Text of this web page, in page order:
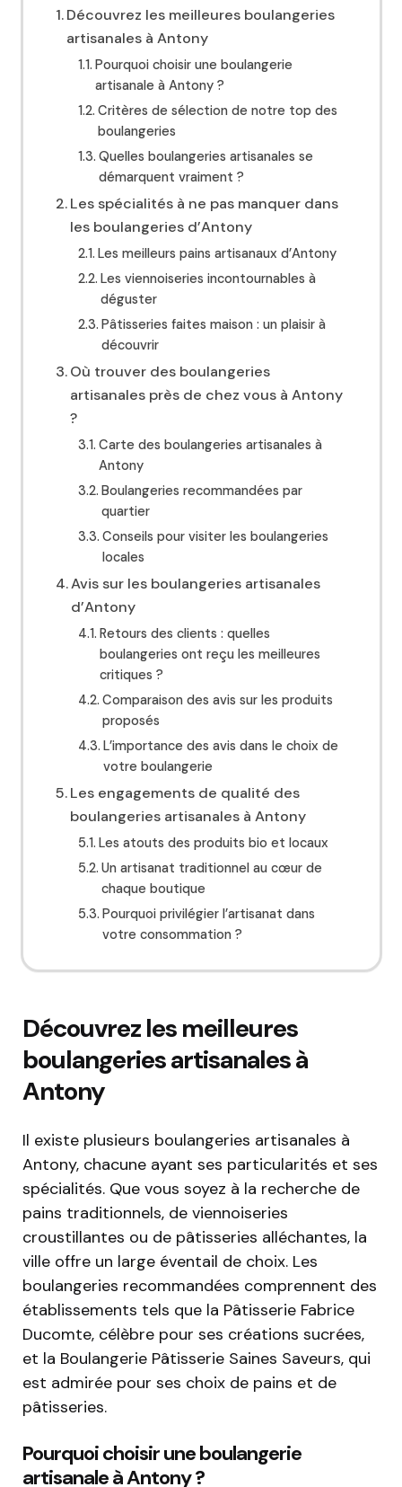
Découvrez les meilleures boulangeries
artisanales à Antony
Pourquoi choisir une boulangerie
artisanale à Antony ?
Critères de sélection de notre top des
boulangeries
Quelles boulangeries artisanales se
démarquent vraiment ?
Les spécialités à ne pas manquer dans
les boulangeries d’Antony
Les meilleurs pains artisanaux d’Antony
Les viennoiseries incontournables à
déguster
Pâtisseries faites maison : un plaisir à
découvrir
Où trouver des boulangeries
artisanales près de chez vous à Antony
?
Carte des boulangeries artisanales à
Antony
Boulangeries recommandées par
quartier
Conseils pour visiter les boulangeries
locales
Avis sur les boulangeries artisanales
d’Antony
Retours des clients : quelles
boulangeries ont reçu les meilleures
critiques ?
Comparaison des avis sur les produits
proposés
L’importance des avis dans le choix de
votre boulangerie
Les engagements de qualité des
boulangeries artisanales à Antony
Les atouts des produits bio et locaux
Un artisanat traditionnel au cœur de
chaque boutique
Pourquoi privilégier l’artisanat dans
votre consommation ?
Découvrez les meilleures
boulangeries artisanales à
Antony
Il existe plusieurs boulangeries artisanales à
Antony, chacune ayant ses particularités et ses
spécialités. Que vous soyez à la recherche de
pains traditionnels, de viennoiseries
croustillantes ou de pâtisseries alléchantes, la
ville offre un large éventail de choix. Les
boulangeries recommandées comprennent des
établissements tels que la Pâtisserie Fabrice
Ducomte, célèbre pour ses créations sucrées,
et la Boulangerie Pâtisserie Saines Saveurs, qui
est admirée pour ses choix de pains et de
pâtisseries.
Pourquoi choisir une boulangerie
artisanale à Antony ?